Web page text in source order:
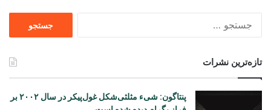
تازه‌ترین نشرات
پنتاگون: شیء مثلثی‌شکل غول‌پیکر در سال ۲۰۰۲ بر